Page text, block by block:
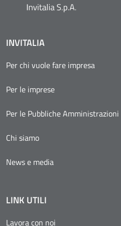
INVITALIA
Per chi vuole fare impresa
Per le imprese
Per le Pubbliche Amministrazioni
Chi siamo
News e media
LINK UTILI
Lavora con noi